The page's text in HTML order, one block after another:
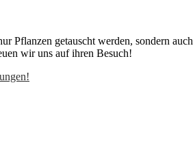
Pflanzen getauscht werden, sondern auch
wir uns auf ihren Besuch!